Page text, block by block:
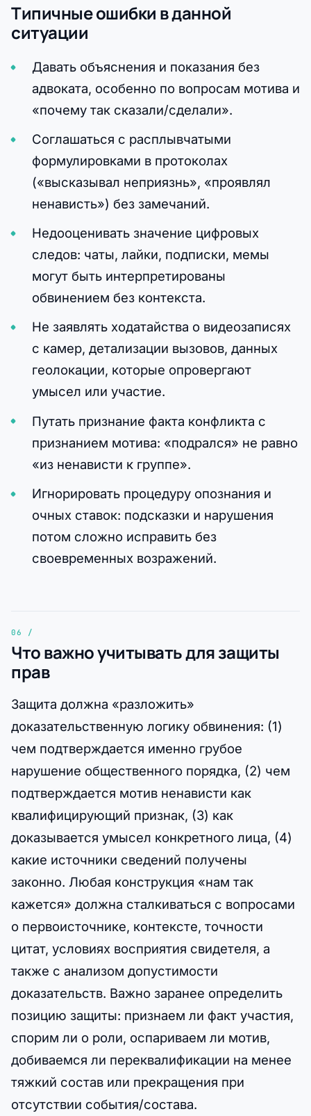
Типичные ошибки в данной
ситуации
Давать объяснения и показания без
адвоката, особенно по вопросам мотива и
«почему так сказали/сделали».
Соглашаться с расплывчатыми
формулировками в протоколах
(«высказывал неприязнь», «проявлял
ненависть») без замечаний.
Недооценивать значение цифровых
следов: чаты, лайки, подписки, мемы
могут быть интерпретированы
обвинением без контекста.
Не заявлять ходатайства о видеозаписях
с камер, детализации вызовов, данных
геолокации, которые опровергают
умысел или участие.
Путать признание факта конфликта с
признанием мотива: «подрался» не равно
«из ненависти к группе».
Игнорировать процедуру опознания и
очных ставок: подсказки и нарушения
потом сложно исправить без
своевременных возражений.
Что важно учитывать для защиты
прав
Защита должна «разложить»
доказательственную логику обвинения: (1)
чем подтверждается именно грубое
нарушение общественного порядка, (2) чем
подтверждается мотив ненависти как
квалифицирующий признак, (3) как
доказывается умысел конкретного лица, (4)
какие источники сведений получены
законно. Любая конструкция «нам так
кажется» должна сталкиваться с вопросами
о первоисточнике, контексте, точности
цитат, условиях восприятия свидетеля, а
также с анализом допустимости
доказательств. Важно заранее определить
позицию защиты: признаем ли факт участия,
спорим ли о роли, оспариваем ли мотив,
добиваемся ли переквалификации на менее
тяжкий состав или прекращения при
отсутствии события/состава.